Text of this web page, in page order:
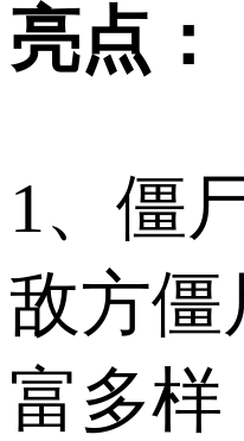
亮点：
1、僵
敌方僵
富多样